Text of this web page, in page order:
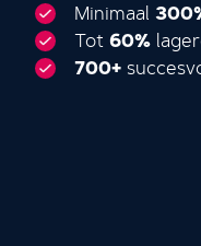
Minimaal
Tot 60%
700+